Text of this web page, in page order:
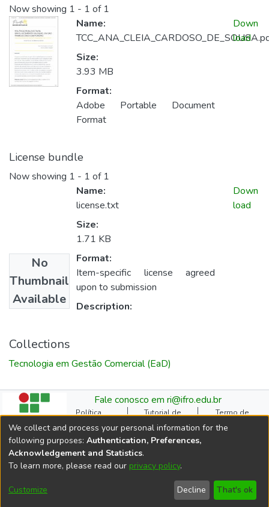
Now showing 1 - 1 of 1
Name:
Size:
3.93 MB
Format:
Adobe Portable Document
Format
Down
load
License bundle
Now showing 1 - 1 of 1
No
Thumbnail
Available
Name:
license.txt
Size:
1.71 KB
Format:
Item-specific license agreed
upon to submission
Description:
Down
load
Collections
Tecnologia em Gestão Comercial (EaD)
Fale conosco em ri@ifro.edu.br
Política
Institucional do RI
Tutorial de
Submissão
Termo de
Autorização
Manual do TCC
Resoluções
Cookie
settings
Ficha
Catalográfica
Estatísticas de
Comitê Gestor do RI
copyright © 2002-2026
LYRASIS
We collect and process your personal information for the
following purposes: Authentication, Preferences,
Acknowledgement and Statistics.
To learn more, please read our privacy policy.
Customize Decline That's ok